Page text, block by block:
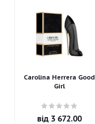
Carolina Herrera Good
Girl
від 3 672.00